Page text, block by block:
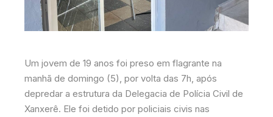
Um jovem de 19 anos foi preso em flagrante na
manhã de domingo (5), por volta das 7h, após
depredar a estrutura da Delegacia de Polícia Civil de
Xanxerê. Ele foi detido por policiais civis nas